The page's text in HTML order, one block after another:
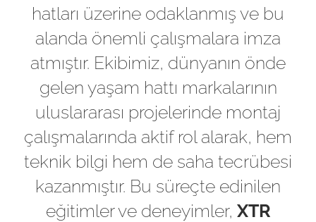
Referanslar
İletişim
hatları üzerine odaklanmış ve bu
alanda önemli çalışmalara imza
atmıştır. Ekibimiz, dünyanın önde
gelen yaşam hattı markalarının
uluslararası projelerinde montaj
çalışmalarında aktif rol alarak, hem
teknik bilgi hem de saha tecrübesi
kazanmıştır. Bu süreçte edinilen
eğitimler ve deneyimler, XTR